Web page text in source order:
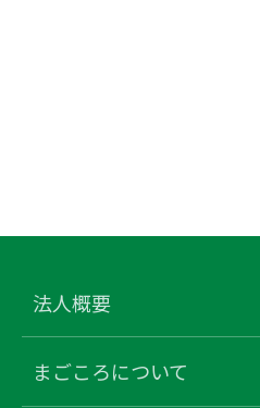
法人概要
まごころについて